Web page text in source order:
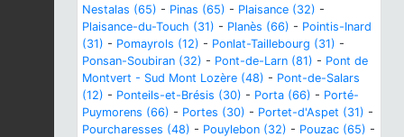
Nestalas (65) - Pinas (65) - Plaisance (32) -
Plaisance-du-Touch (31) - Planès (66) - Pointis-Inard
(31) - Pomayrols (12) - Ponlat-Taillebourg (31) -
Ponsan-Soubiran (32) - Pont-de-Larn (81) - Pont de
Montvert - Sud Mont Lozère (48) - Pont-de-Salars
(12) - Ponteils-et-Brésis (30) - Porta (66) - Porté-
Puymorens (66) - Portes (30) - Portet-d'Aspet (31) -
Pourcharesses (48) - Pouylebon (32) - Pouzac (65) -